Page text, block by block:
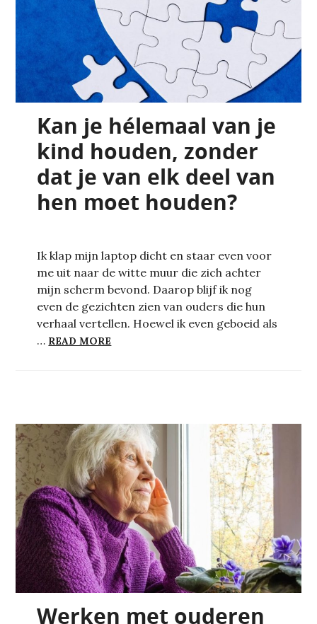
Kan je hélemaal van je
kind houden, zonder
dat je van elk deel van
hen moet houden?
Ik klap mijn laptop dicht en staar even voor
me uit naar de witte muur die zich achter
mijn scherm bevond. Daarop blijf ik nog
even de gezichten zien van ouders die hun
verhaal vertellen. Hoewel ik even geboeid als
… READ MORE
Werken met ouderen